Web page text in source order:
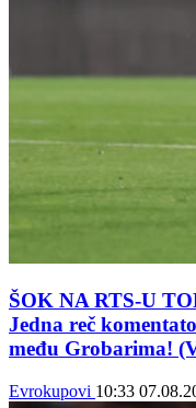
ŠOK NA RTS-U
Jedna reč
među Grobarima!
Evrokupovi 10:33